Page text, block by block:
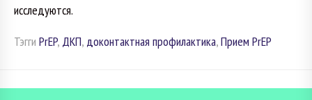
исследуются.
Тэгги PrEP, ДКП, доконтактная профилактика,Прием PrEP